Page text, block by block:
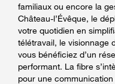
familiaux ou encore la
Château-l’Évêque, le
votre quotidien en
télétravail, le visionnage
vous bénéficiez d’un
performant. La fibre
pour une